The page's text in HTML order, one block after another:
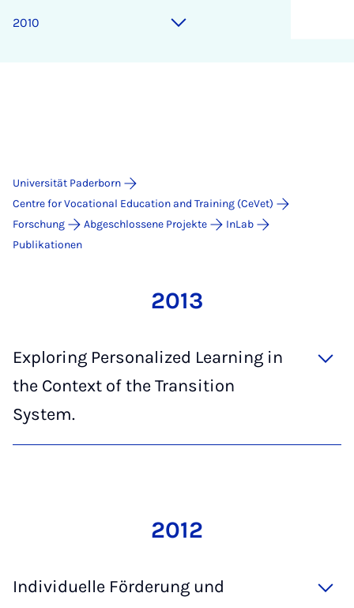
2010
Universität Paderborn
Centre for Vocational Education and Training (CeVet)
Forschung
Abgeschlossene Projekte
InLab
Publikationen
2013
Exploring Personalized Learning in
the Context of the Transition
System.
2012
Individuelle Förderung und